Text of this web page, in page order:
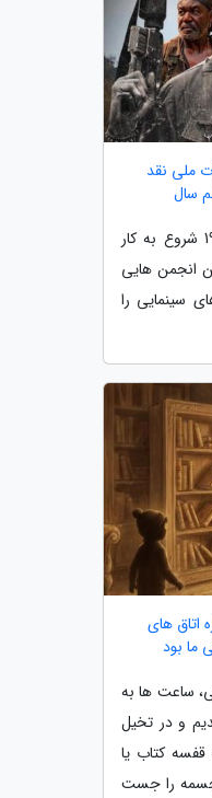
نظر هیأت ملی نقد
هیأت ملی نقد، از سال 1909 شروع به کار
انجمن هایی
سینمایی را
اتاق های
ما بود
ساعت ها به
و در تخیل
کتاب یا
را جست